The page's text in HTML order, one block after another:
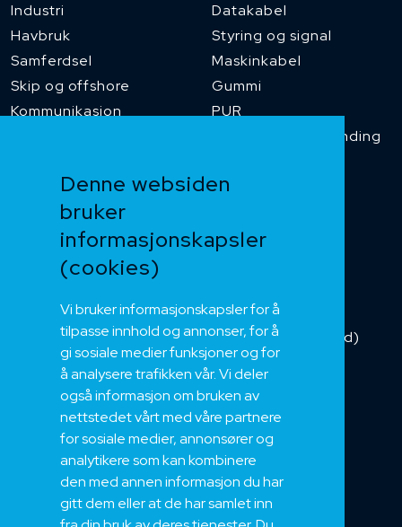
Denne websiden
bruker
informasjonskapsler
(cookies)
Vi bruker informasjonskapsler for å
tilpasse innhold og annonser, for å
gi sosiale medier funksjoner og for
å analysere trafikken vår. Vi deler
også informasjon om bruken av
nettstedet vårt med våre partnere
for sosiale medier, annonsører og
analytikere som kan kombinere
den med annen informasjon du har
gitt dem eller at de har samlet inn
Industri
Havbruk
Samferdsel
Skip og offshore
Kommunikasjon
Datakabel
Styring og signal
Maskinkabel
Gummi
PUR
Temperaturbestanding
Heis og kran
Kategorikabel
Installasjonskabel
Kombikabel (Hybrid)
DNV sertifisert
Tilbehør
Om oss
Bærekraft og Åpenhet
Jobb hos oss
Sertifiseringer